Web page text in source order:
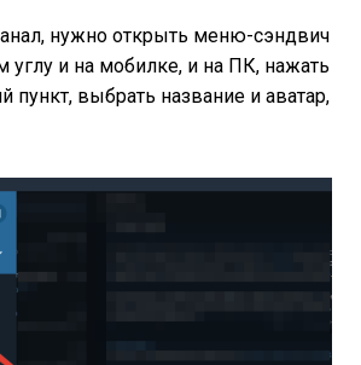
нужно открыть меню-сэндвич
углу и на мобилке, и на ПК, нажать
пункт, выбрать название и аватар,